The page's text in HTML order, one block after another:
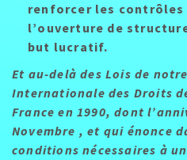
renforcer les contrôles
l’ouverture de
but lucratif.
Et au-delà des Lois de
Internationale des Droits
France en 1990, dont
Novembre , et qui énonce
conditions nécessaires à